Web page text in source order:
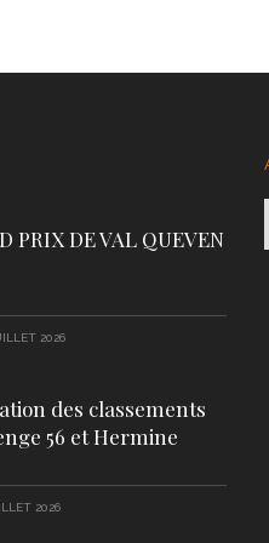
PRIX DE VAL QUEVEN
2026
des classements
56 et Hermine
2026